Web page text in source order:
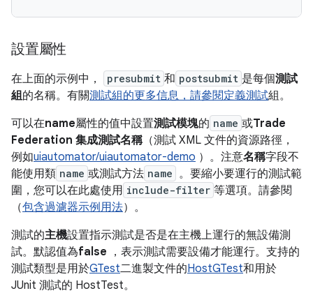
設置屬性
在上面的示例中， presubmit 和 postsubmit 是每個測試
組的名稱。有關測試組的更多信息，請參閱定義測試組。
可以在name屬性的值中設置測試模塊的 name 或Trade
Federation 集成測試名稱（測試 XML 文件的資源路徑，
例如uiautomator/uiautomator-demo ）。注意名稱字段不
能使用類 name 或測試方法 name 。要縮小要運行的測試範
圍，您可以在此處使用 include-filter 等選項。請參閱
（包含過濾器示例用法）。
測試的主機設置指示測試是否是在主機上運行的無設備測
試。默認值為false ，表示測試需要設備才能運行。支持的
測試類型是用於GTest二進製文件的HostGTest和用於
JUnit 測試的 HostTest。